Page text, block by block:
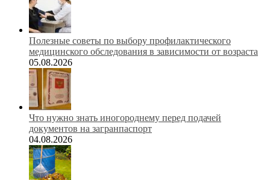
Полезные советы по выбору профилактического
медицинского обследования в зависимости от возраста
05.08.2026
Что нужно знать иногороднему перед подачей
документов на загранпаспорт
04.08.2026